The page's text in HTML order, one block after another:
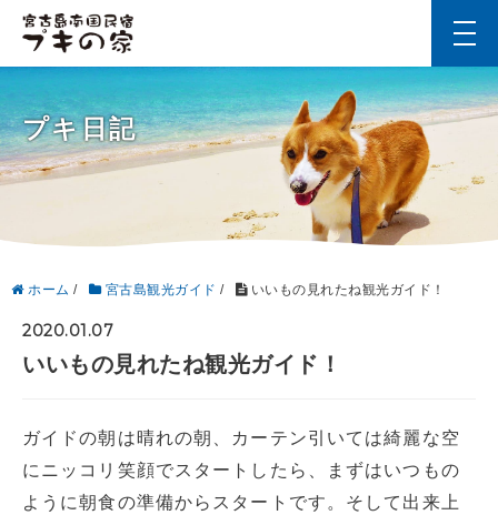
プキ日記
ホーム / 宮古島観光ガイド / いいもの見れたね観光ガイド！
2020.01.07
いいもの見れたね観光ガイド！
ガイドの朝は晴れの朝、カーテン引いては綺麗な空
にニッコリ笑顔でスタートしたら、まずはいつもの
ように朝食の準備からスタートです。そして出来上
t
o
g
g
l
v
a